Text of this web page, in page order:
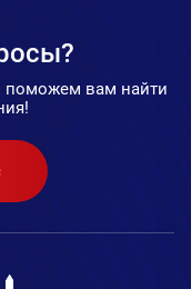
поможем вам найти